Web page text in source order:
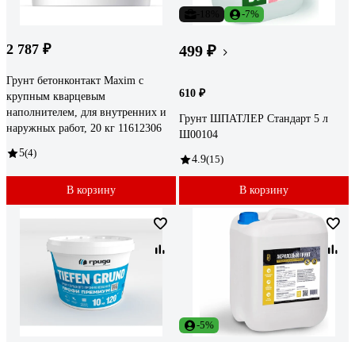
2 787 ₽
Грунт бетонконтакт Maxim с
крупным кварцевым
наполнителем, для внутренних и
наружных работ, 20 кг 11612306
5(4)
В корзину
-7%
499 ₽
610 ₽
Грунт ШПАТЛЕР Стандарт 5 л
Ш00104
4.9(15)
В корзину
-5%